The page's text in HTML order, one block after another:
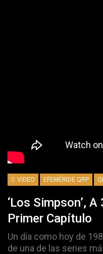
VIDEO EFEMÉRIDE QRP
‘Los Simpson’,
Primer Capítulo
Un día como hoy de
de una de las series